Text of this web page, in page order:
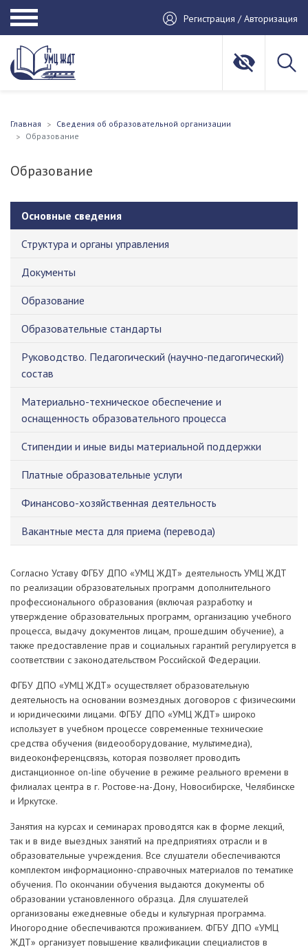
Регистрация / Авторизация
Главная
Сведения об образовательной организации
Образование
Образование
Основные сведения
Структура и органы управления
Документы
Образование
Образовательные стандарты
Руководство. Педагогический (научно-педагогический)
состав
Материально-техническое обеспечение и
оснащенность образовательного процесса
Стипендии и иные виды материальной поддержки
Платные образовательные услуги
Финансово-хозяйственная деятельность
Вакантные места для приема (перевода)
Согласно Уставу ФГБУ ДПО «УМЦ ЖДТ» деятельность УМЦ ЖДТ
по реализации образовательных программ дополнительного
профессионального образования (включая разработку и
утверждение образовательных программ, организацию учебного
процесса, выдачу документов лицам, прошедшим обучение), а
также предоставление прав и социальных гарантий регулируется в
соответствии с законодательством Российской Федерации.
ФГБУ ДПО «УМЦ ЖДТ» осуществляет образовательную
деятельность на основании возмездных договоров с физическими
и юридическими лицами. ФГБУ ДПО «УМЦ ЖДТ» широко
использует в учебном процессе современные технические
средства обучения (видеооборудование, мультимедиа),
видеоконференцсвязь, которая позволяет проводить
дистанционное on-line обучение в режиме реального времени в
филиалах центра в г. Ростове-на-Дону, Новосибирске, Челябинске
и Иркутске.
Занятия на курсах и семинарах проводятся как в форме лекций,
так и в виде выездных занятий на предприятиях отрасли и в
образовательные учреждения. Все слушатели обеспечиваются
комплектом информационно-справочных материалов по тематике
обучения. По окончании обучения выдаются документы об
образовании установленного образца. Для слушателей
организованы ежедневные обеды и культурная программа.
Иногородние обеспечиваются проживанием. ФГБУ ДПО «УМЦ
ЖДТ» организует повышение квалификации специалистов в